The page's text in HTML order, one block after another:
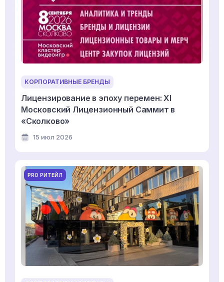
КОРПОРАТИВНЫЕ БРЕНДЫ
Лицензирование в эпоху перемен: XI
Московский Лицензионный Саммит в
«Сколково»
15 июл 2026
PRO РИТЕЙЛ